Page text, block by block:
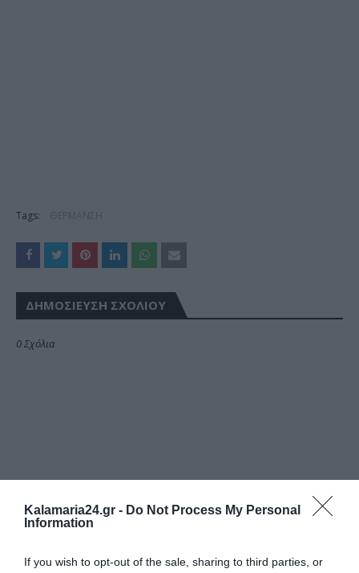
Kalamaria24.gr - Do Not Process My Personal
Information
If you wish to opt-out of the sale, sharing to third parties, or
Tags:
ΔΗΜΟΣΊΕΥΣΗ ΣΧΟΛΊΟΥ
0 Σχόλια